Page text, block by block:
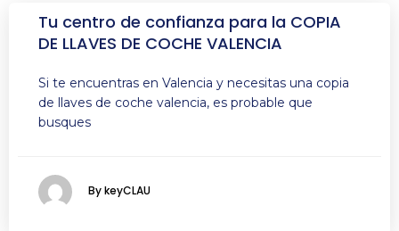
Tu centro de confianza para la COPIA
DE LLAVES DE COCHE VALENCIA
Si te encuentras en Valencia y necesitas una copia
de llaves de coche valencia, es probable que
busques
By keyCLAU